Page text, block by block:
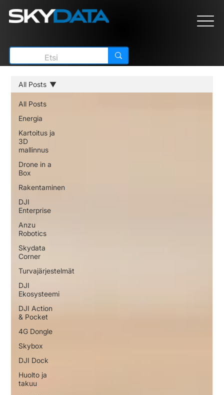
All Posts
Energia
Kartoitus ja
3D
mallinnus
Drone in a
Box
Rakentaminen
DJI
Enterprise
Anzu
Robotics
Skydata
Corner
Turvajärjestelmät
DJI
Ekosysteemi
DJI Action
& Pocket
4G Dongle
Skybox
DJI Dock
Huolto ja
takuu
All Posts